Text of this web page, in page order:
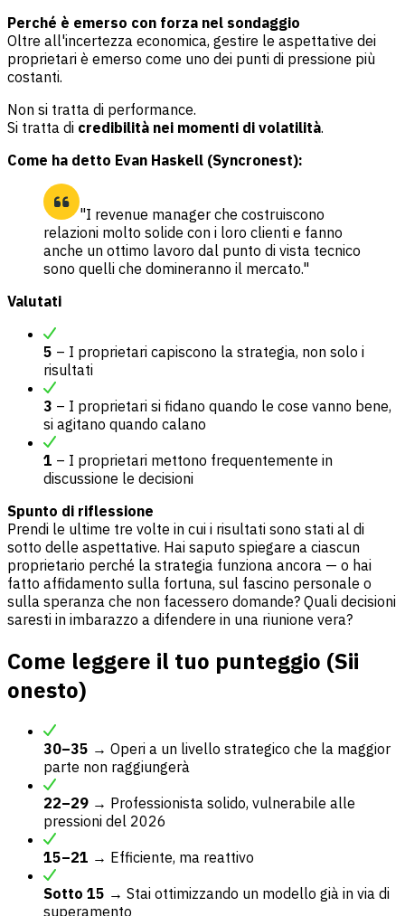
Perché è emerso con forza nel sondaggio
Oltre all'incertezza economica, gestire le aspettative dei
proprietari è emerso come uno dei punti di pressione più
costanti.
Non si tratta di performance.
Si tratta di credibilità nei momenti di volatilità.
Come ha detto Evan Haskell (Syncronest):
"I revenue manager che costruiscono
relazioni molto solide con i loro clienti e fanno
anche un ottimo lavoro dal punto di vista tecnico
sono quelli che domineranno il mercato."
Valutati
5 – I proprietari capiscono la strategia, non solo i
risultati
3 – I proprietari si fidano quando le cose vanno bene,
si agitano quando calano
1 – I proprietari mettono frequentemente in
discussione le decisioni
Spunto di riflessione
Prendi le ultime tre volte in cui i risultati sono stati al di
sotto delle aspettative. Hai saputo spiegare a ciascun
proprietario perché la strategia funziona ancora — o hai
fatto affidamento sulla fortuna, sul fascino personale o
sulla speranza che non facessero domande? Quali decisioni
saresti in imbarazzo a difendere in una riunione vera?
Come leggere il tuo punteggio (Sii
onesto)
30–35 → Operi a un livello strategico che la maggior
parte non raggiungerà
22–29 → Professionista solido, vulnerabile alle
pressioni del 2026
15–21 → Efficiente, ma reattivo
Sotto 15 → Stai ottimizzando un modello già in via di
superamento